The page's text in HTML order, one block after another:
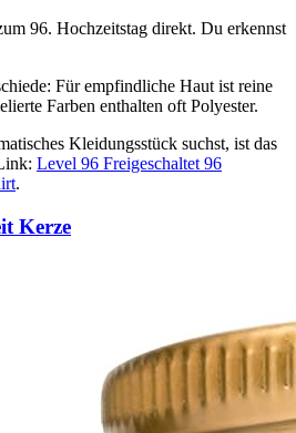
96. Hochzeitstag direkt. Du erkennst
Für empfindliche Haut ist reine
Farben enthalten oft Polyester.
Kleidungsstück suchst, ist das
Level 96 Freigeschaltet 96
.
Kerze